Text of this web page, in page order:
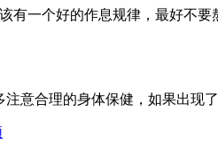
有一个好的作息规律，最好不
意合理的身体保健，如果出现